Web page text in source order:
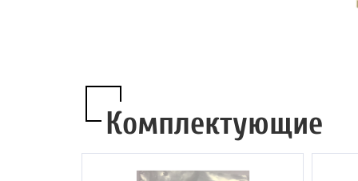
Комплектующие